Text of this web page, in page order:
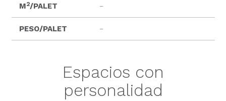
M2/PALET –
PESO/PALET –
Espacios con
personalidad